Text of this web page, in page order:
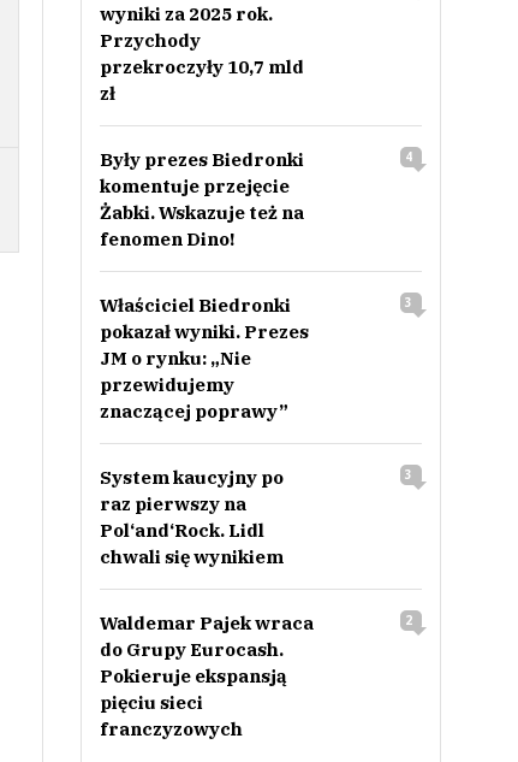
wyniki za 2025 rok.
Przychody
przekroczyły 10,7 mld
zł
Były prezes Biedronki
komentuje przejęcie
Żabki. Wskazuje też na
fenomen Dino!
4
Właściciel Biedronki
pokazał wyniki. Prezes
JM o rynku: „Nie
przewidujemy
znaczącej poprawy”
3
System kaucyjny po
raz pierwszy na
Pol‘and‘Rock. Lidl
chwali się wynikiem
3
Waldemar Pajek wraca
do Grupy Eurocash.
Pokieruje ekspansją
pięciu sieci
franczyzowych
2